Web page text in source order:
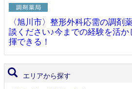
〈旭川市〉整形外科応需の調剤
談ください♪今までの経験を活
揮できる！
エリアから探す